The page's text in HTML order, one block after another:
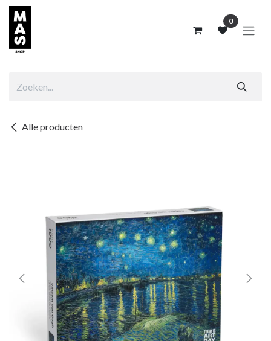
Overslaan naar inhoud
0
Alle producten